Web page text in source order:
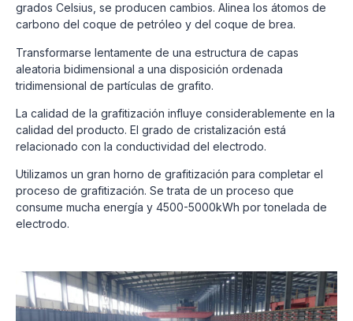
grados Celsius, se producen cambios. Alinea los átomos de
carbono del coque de petróleo y del coque de brea.
Transformarse lentamente de una estructura de capas
aleatoria bidimensional a una disposición ordenada
tridimensional de partículas de grafito.
La calidad de la grafitización influye considerablemente en la
calidad del producto. El grado de cristalización está
relacionado con la conductividad del electrodo.
Utilizamos un gran horno de grafitización para completar el
proceso de grafitización. Se trata de un proceso que
consume mucha energía y 4500-5000kWh por tonelada de
electrodo.